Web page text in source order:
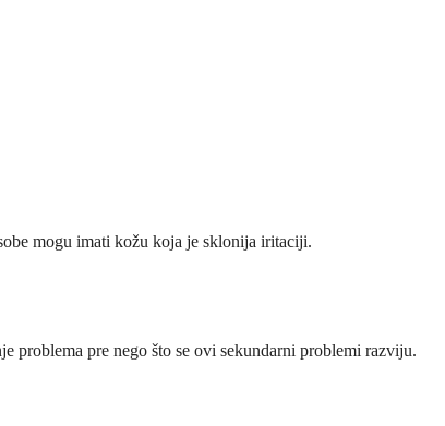
mogu imati kožu koja je sklonija iritaciji.
problema pre nego što se ovi sekundarni problemi razviju.